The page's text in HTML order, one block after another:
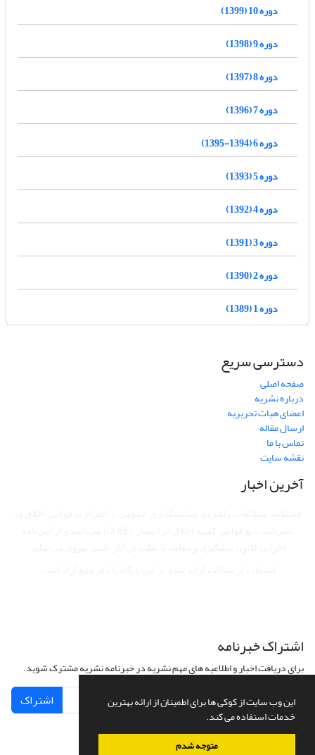
این وب سایت از کوکی ها برای اطمینان از ارائه بهترین
خدمات استفاده می کند.
متوجه شدم
دوره 10 (1399)
دوره 9 (1398)
دوره 8 (1397)
دوره 7 (1396)
دوره 6 (1394-1395)
دوره 5 (1393)
دوره 4 (1392)
دوره 3 (1391)
دوره 2 (1390)
دوره 1 (1389)
دسترسی سریع
صفحه اصلی
درباره نشریه
اعضای هیات تحریریه
ارسال مقاله
تماس با ما
نقشه سایت
آخرین اخبار
اشتراک خبرنامه
برای دریافت اخبار و اطلاعیه های مهم نشریه در خبرنامه نشریه مشترک شوید.
اشتراک